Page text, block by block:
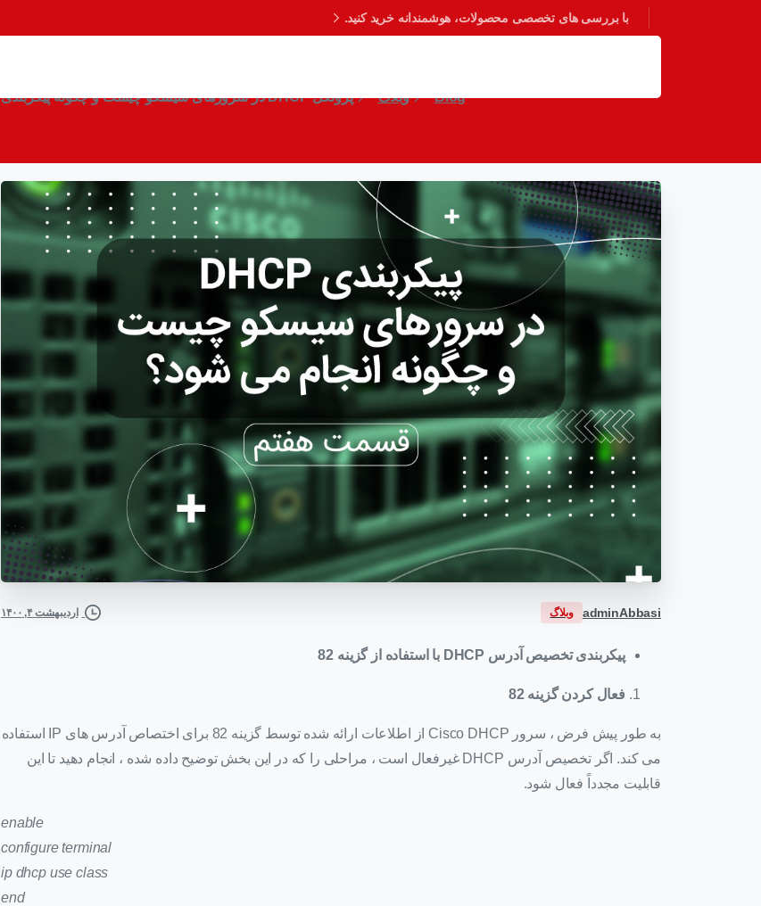
با بررسی های تخصصی محصولات، هوشمندانه خرید کنید.
Blog وبلاگ پروتکل DHCP در سرورهای سیسکو چیست و چگونه پیکربندی می شود؟ (قسمت هفتم)
adminAbbasi وبلاگ اردیبهشت ۴, ۱۴۰۰
پیکربندی تخصیص آدرس DHCP با استفاده از گزینه 82
فعال کردن گزینه 82
به طور پیش فرض ، سرور Cisco DHCP از اطلاعات ارائه شده توسط گزینه 82 برای اختصاص آدرس های IP استفاده
می کند. اگر تخصیص آدرس DHCP غیرفعال است ، مراحلی را که در این بخش توضیح داده شده ، انجام دهید تا این
قابلیت مجدداً فعال شود.
enable
configure terminal
ip dhcp use class
end